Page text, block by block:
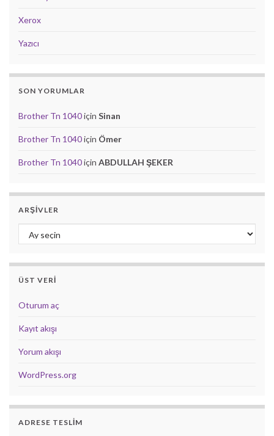
Xerox
Yazıcı
SON YORUMLAR
Brother Tn 1040için Sinan
Brother Tn 1040için Ömer
Brother Tn 1040için ABDULLAH ŞEKER
ARŞIVLER
Arşivler
ÜST VERI
Oturum aç
Kayıt akışı
Yorum akışı
WordPress.org
ADRESE TESLİM